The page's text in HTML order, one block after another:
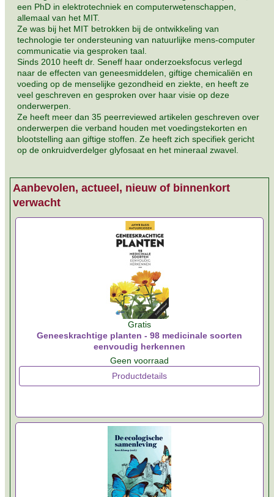
een PhD in elektrotechniek en computerwetenschappen,
allemaal van het MIT.
Ze was bij het MIT betrokken bij de ontwikkeling van
technologie ter ondersteuning van natuurlijke mens-computer
communicatie via gesproken taal.
Sinds 2010 heeft dr. Seneff haar onderzoeksfocus verlegd
naar de effecten van geneesmiddelen, giftige chemicaliën en
voeding op de menselijke gezondheid en ziekte, en heeft ze
veel geschreven en gesproken over haar visie op deze
onderwerpen.
Ze heeft meer dan 35 peerreviewed artikelen geschreven over
onderwerpen die verband houden met voedingstekorten en
blootstelling aan giftige stoffen. Ze heeft zich specifiek gericht
op de onkruidverdelger glyfosaat en het mineraal zwavel.
Aanbevolen, actueel, nieuw of binnenkort
verwacht
Gratis
Geneeskrachtige planten - 98 medicinale soorten
eenvoudig herkennen
Geen voorraad
Productdetails